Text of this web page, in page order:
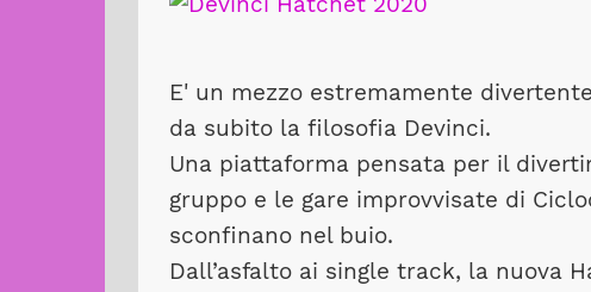
E' un mezzo estremamente
da subito la filosofia Devinci.
Una piattaforma pensata per il
gruppo e le gare improvvisate di
sconfinano nel buio.
Dall’asfalto ai single track, la nuova